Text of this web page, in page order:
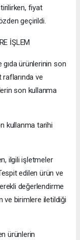
fiyat
geçirildi.
İŞLEM
gıda ürünlerinin son
ve
son kullanma
kullanma tarihi
ilgili işletmeler
edilen ürün ve
değerlendirme
ve birimlere iletildiği
ürünlerin